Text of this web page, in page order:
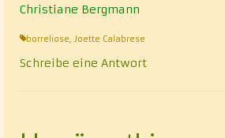
Christiane Bergmann
borreliose,Joette Calabrese
Schreibe eine Antwort